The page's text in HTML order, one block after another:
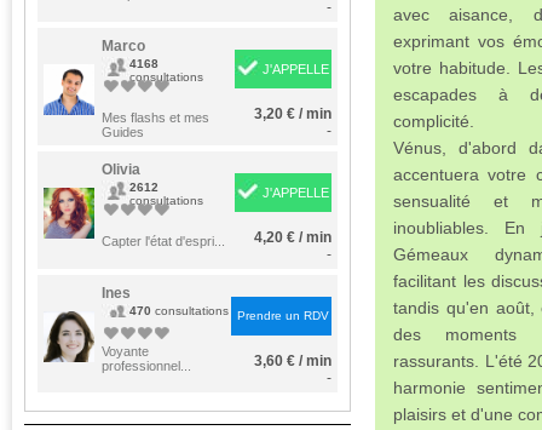
-
Marco
4168
consultations
Mes flashs et mes
Guides
J'APPELLE
3,20 € / min
-
Olivia
2612
consultations
Capter l'état d'espri...
J'APPELLE
4,20 € / min
-
Ines
470 consultations
Voyante
professionnel...
Prendre un RDV
3,60 € / min
-
avec aisance,
exprimant vos
votre habitude.
escapades à
complicité.
Vénus, d'abord
accentuera votre
sensualité et
inoubliables.
Gémeaux
facilitant les
tandis qu'en août,
des moments
rassurants. L'été
harmonie
plaisirs et d'une